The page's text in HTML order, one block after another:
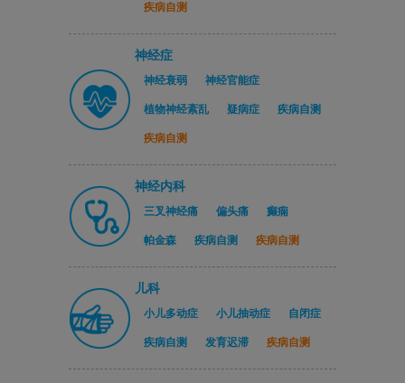
疾病自测
神经症
神经衰弱 神经官能症
植物神经紊乱 疑病症 疾病自测
疾病自测
神经内科
三叉神经痛 偏头痛 癫痫
帕金森 疾病自测 疾病自测
儿科
小儿多动症 小儿抽动症 自闭症
疾病自测 发育迟滞 疾病自测